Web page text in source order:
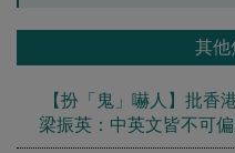
其他
【扮「鬼」嚇人】批香
梁振英：中英文皆不可